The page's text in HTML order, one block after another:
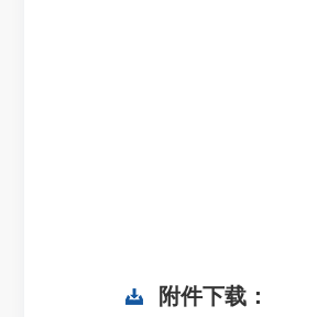
附件下载：